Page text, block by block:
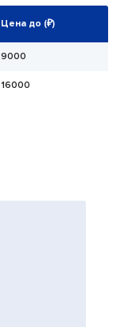
Цена до (₽)
9000
16000